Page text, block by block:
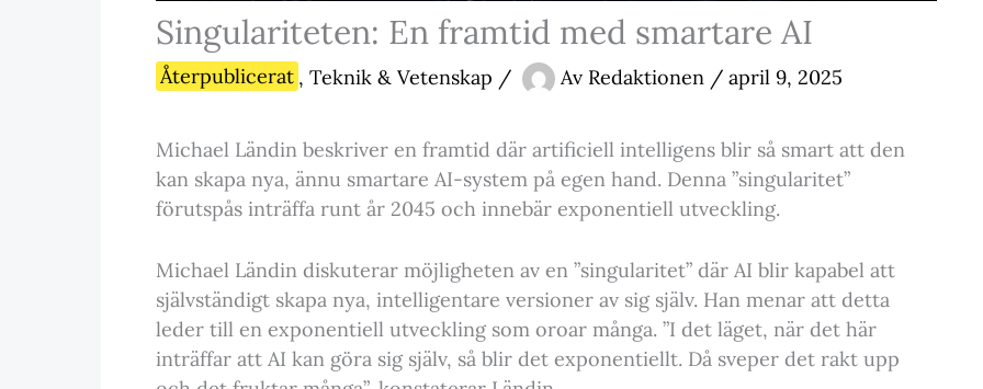
Singulariteten: En framtid med smartare AI
Återpublicerat , Teknik & Vetenskap / Av Redaktionen / april 9, 2025
Michael Ländin beskriver en framtid där artificiell intelligens blir så smart att den
kan skapa nya, ännu smartare AI-system på egen hand. Denna ”singularitet”
förutspås inträffa runt år 2045 och innebär exponentiell utveckling.
Michael Ländin diskuterar möjligheten av en ”singularitet” där AI blir kapabel att
självständigt skapa nya, intelligentare versioner av sig själv. Han menar att detta
leder till en exponentiell utveckling som oroar många. ”I det läget, när det här
inträffar att AI kan göra sig själv, så blir det exponentiellt. Då sveper det rakt upp